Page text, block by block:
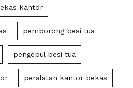
kantor
pemborong besi tua
pengepul besi tua
peralatan kantor bekas